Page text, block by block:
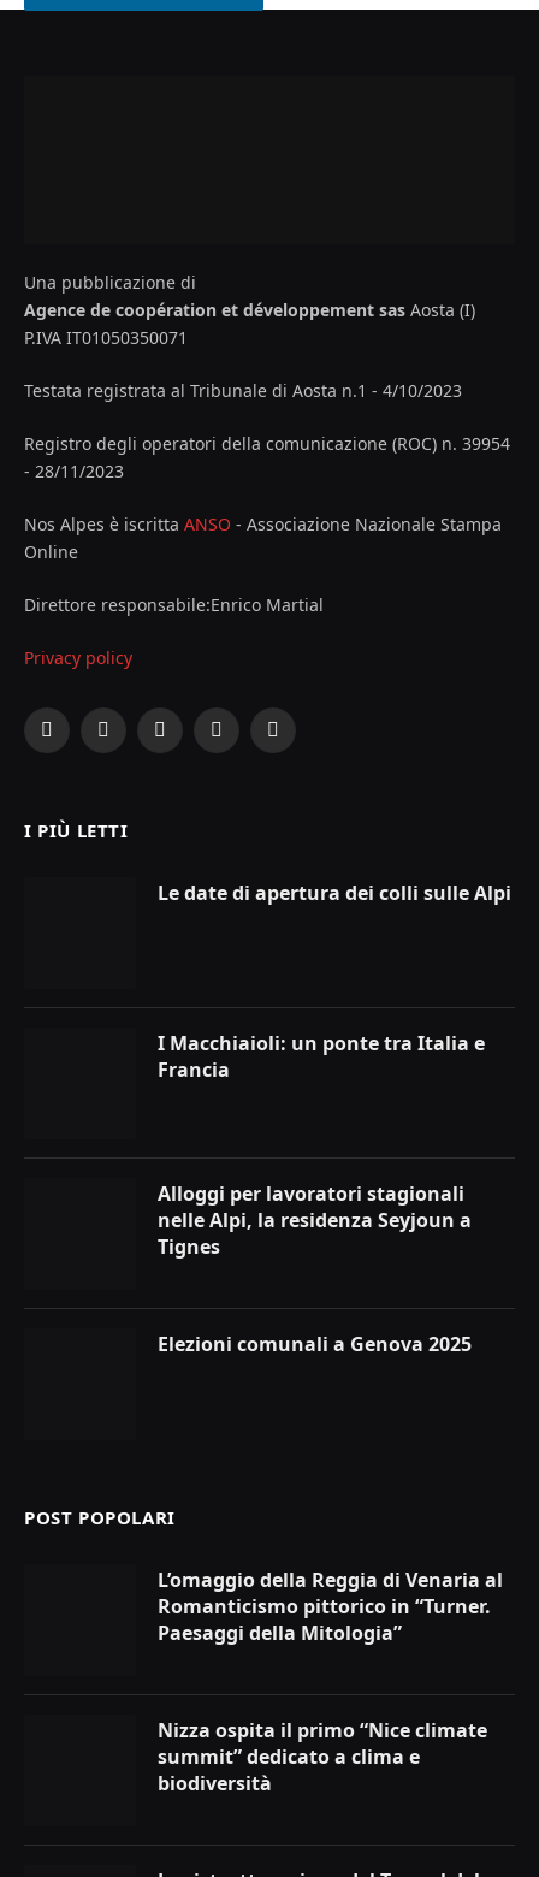
Una pubblicazione di
Agence de coopération et développement sas Aosta (I)
P.IVA IT01050350071
Testata registrata al Tribunale di Aosta n.1 - 4/10/2023
Registro degli operatori della comunicazione (ROC) n. 39954
- 28/11/2023
Nos Alpes è iscritta ANSO - Associazione Nazionale Stampa
Online
Direttore responsabile:Enrico Martial
Privacy policy
Facebook
X
InstagramYouTubeLinkedIn
I PIÙ LETTI
Le date di apertura dei colli sulle Alpi
I Macchiaioli: un ponte tra Italia e
Francia
Alloggi per lavoratori stagionali
nelle Alpi, la residenza Seyjoun a
Tignes
Elezioni comunali a Genova 2025
POST POPOLARI
L’omaggio della Reggia di Venaria al
Romanticismo pittorico in “Turner.
Paesaggi della Mitologia”
Nizza ospita il primo “Nice climate
summit” dedicato a clima e
biodiversità